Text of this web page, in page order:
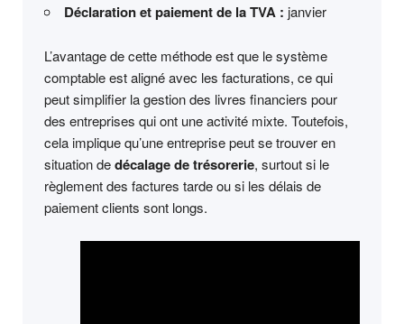
Déclaration et paiement de la TVA : janvier
L’avantage de cette méthode est que le système
comptable est aligné avec les facturations, ce qui
peut simplifier la gestion des livres financiers pour
des entreprises qui ont une activité mixte. Toutefois,
cela implique qu’une entreprise peut se trouver en
situation dedécalage de trésorerie, surtout si le
règlement des factures tarde ou si les délais de
paiement clients sont longs.